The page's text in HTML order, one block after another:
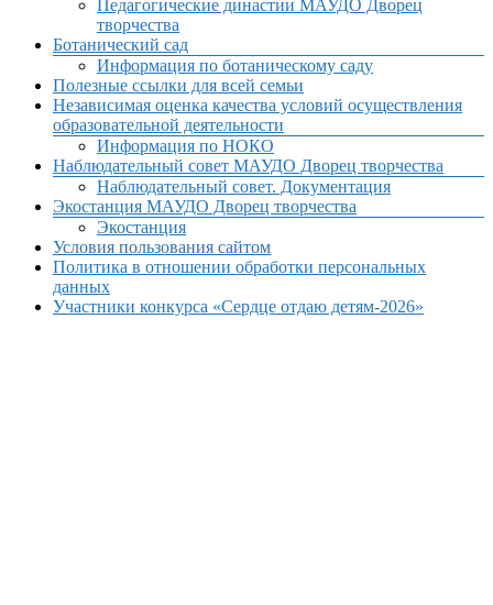
Педагогические династии МАУДО Дворец
творчества
Ботанический сад
Информация по ботаническому саду
Полезные ссылки для всей семьи
Независимая оценка качества условий осуществления
образовательной деятельности
Информация по НОКО
Наблюдательный совет МАУДО Дворец творчества
Наблюдательный совет. Документация
Экостанция МАУДО Дворец творчества
Экостанция
Условия пользования сайтом
Политика в отношении обработки персональных
данных
Участники конкурса «Сердце отдаю детям-2026»